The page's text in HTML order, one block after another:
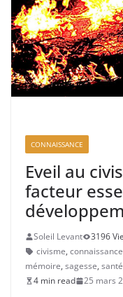
CONNAISSANCE
Eveil au
facteur
Soleil Levant 3196
civisme, connaissance
mémoire, sagesse, santé
4 min read
25 mars